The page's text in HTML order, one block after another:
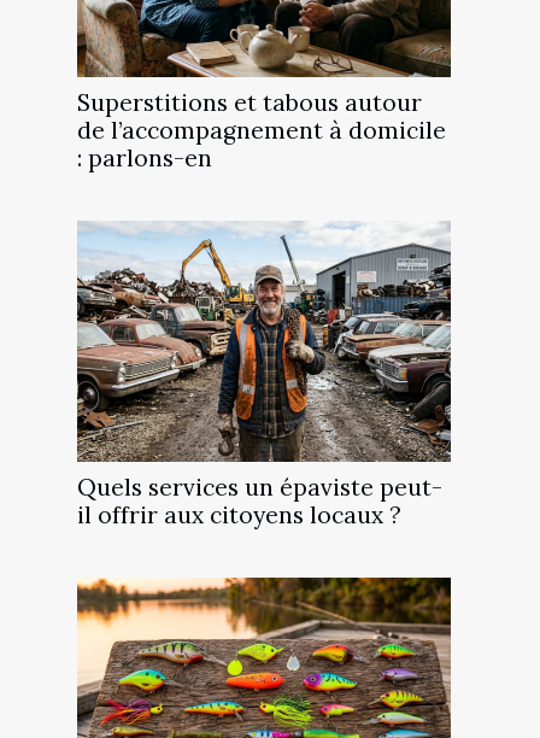
Superstitions et tabous autour
de l’accompagnement à domicile
: parlons-en
Quels services un épaviste peut-
il offrir aux citoyens locaux ?